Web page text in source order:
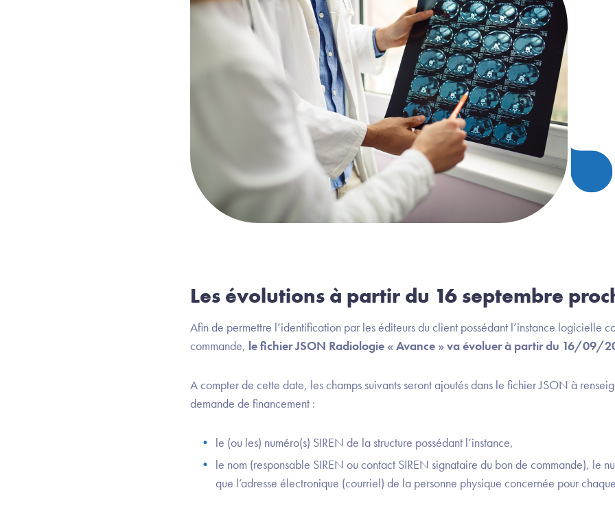
Les évolutions à partir du 16 septembre
Afin de permettre l’identification par les éditeurs du client possédant l’instance logicielle
commande, le fichier JSON Radiologie « Avance » va évoluer à partir du 16/09/
A compter de cette date, les champs suivants seront ajoutés dans le fichier JSON à
demande de financement :
le (ou les) numéro(s) SIREN de la structure possédant l’instance,
le nom (responsable SIREN ou contact SIREN signataire du bon de commande), le
que l’adresse électronique (courriel) de la personne physique concernée pour